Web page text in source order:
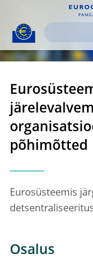
navigation
põhimõtted
Eurosüsteemis
Osalus